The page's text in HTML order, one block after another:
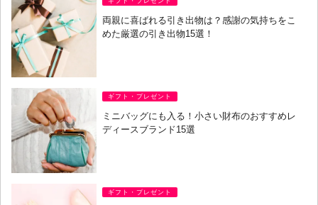
両親に喜ばれる引き出物は？感謝の気持ちをこ
めた厳選の引き出物15選！
ギフト・プレゼント
ミニバッグにも入る！小さい財布のおすすめレ
ディースブランド15選
ギフト・プレゼント